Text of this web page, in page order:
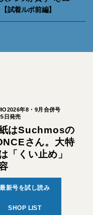
試着ルポ前編】
年8・9月合併号
日発売
はSuchmosの
さん。大特
「くい止め」
最新号を試し読み
SHOP LIST